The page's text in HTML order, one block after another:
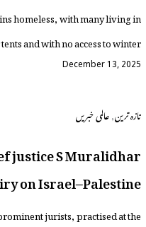
homeless, with many living in
and with no access to winter […]
December 13, 2025
تازہ ترین,عالمی خبریں
justice S Muralidhar
on Israel–Palestine
jurists, practised at the